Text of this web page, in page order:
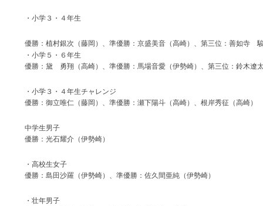
・小学３・４年生
優勝：植村銀次（藤岡）、準優勝：京盛美音（高崎）、第三位：善如寺
・小学５・６年生
優勝：黛 勇翔（高崎）、準優勝：馬場音愛（伊勢崎）、第三位：鈴木遼
・小学３・４年生チャレンジ
優勝：御立唯仁（藤岡）、準優勝：瀬下陽斗（高崎）、根岸秀征（高崎）
中学生男子
優勝：光石耀介（伊勢崎）
・高校生女子
優勝：島田沙羅（伊勢崎）、準優勝：佐久間亜純（伊勢崎）
・壮年男子